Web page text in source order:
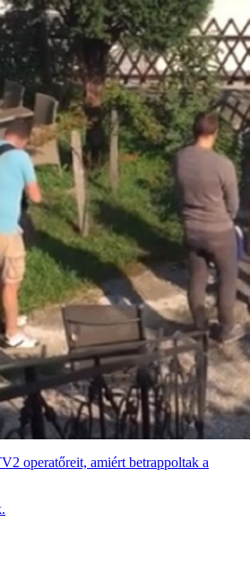
operatőreit, amiért betrappoltak a